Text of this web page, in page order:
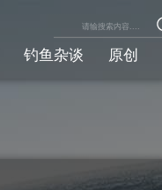
钓鱼杂谈 原创